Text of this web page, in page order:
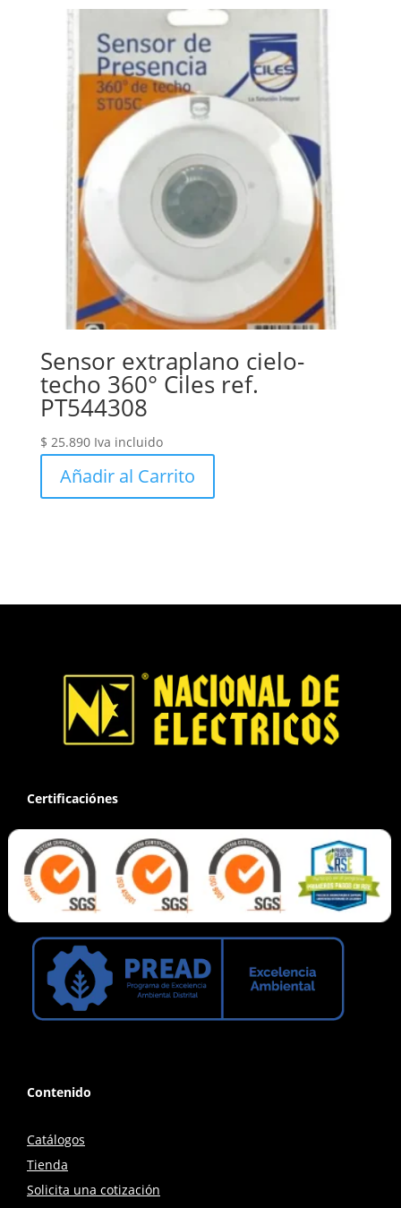
Sensor extraplano cielo-
techo 360° Ciles ref.
PT544308
$ 25.890 Iva incluido
Añadir al Carrito
Certificaciónes
Contenido
Catálogos
Tienda
Solicita una cotización